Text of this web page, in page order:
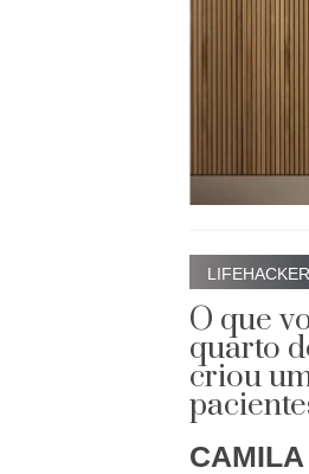
O que
quarto
criou